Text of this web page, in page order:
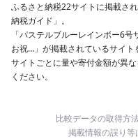
南
ふるさと納税22サイトに掲載さ
納税ガイド」。
「パステルブルーレインボー6
お祝…」が掲載されているサイト
サイトごとに量や寄付金額が異
ください。
比較データの取得方
掲載情報の誤り等